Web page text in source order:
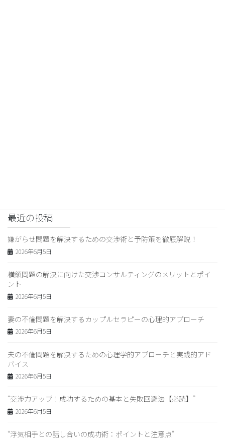
最近の投稿
嫌がらせ問題を解決するための交渉術と予防策を徹底解説！
2026年6月5日
横領問題の解決に向けた交渉コンサルティングのメリットとポイ
ント
2026年6月5日
妻の不倫問題を解決するカップルセラピーの心理的アプローチ
2026年6月5日
夫の不倫問題を解決するための心理学的アプローチと実践的アド
バイス
2026年6月5日
“交渉力アップ！成功するための基本と失敗回避法【必読】”
2026年6月5日
“浮気相手との話し合いの成功術：ポイントと注意点”